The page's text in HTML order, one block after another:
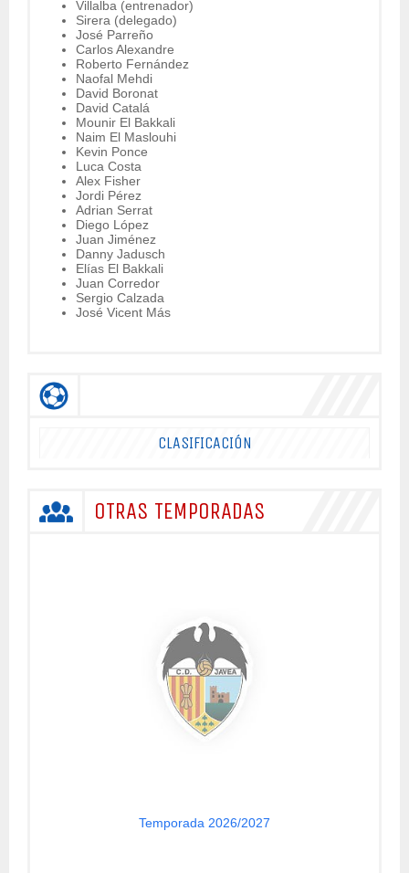
Villalba (entrenador)
Sirera (delegado)
José Parreño
Carlos Alexandre
Roberto Fernández
Naofal Mehdi
David Boronat
David Catalá
Mounir El Bakkali
Naim El Maslouhi
Kevin Ponce
Luca Costa
Alex Fisher
Jordi Pérez
Adrian Serrat
Diego López
Juan Jiménez
Danny Jadusch
Elías El Bakkali
Juan Corredor
Sergio Calzada
José Vicent Más
CLASIFICACIÓN
OTRAS TEMPORADAS
Temporada 2026/2027